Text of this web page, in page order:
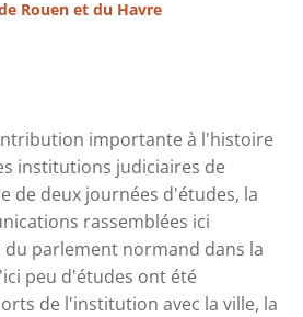
Rouen et du Havre
importante à l'histoire
institutions judiciaires de
de deux journées d'études, la
rassemblées ici
parlement normand dans la
peu d'études ont été
de l'institution avec la ville, la